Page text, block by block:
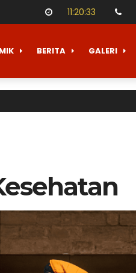
11:20:33
BERITA GALERI